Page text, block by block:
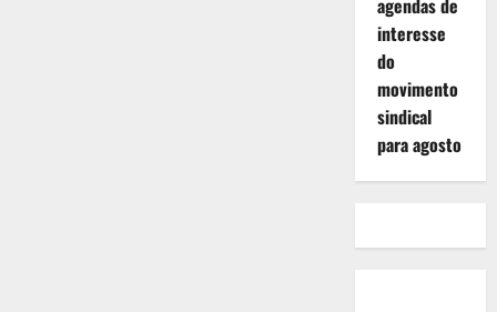
agendas de
interesse
do
movimento
sindical
para agosto